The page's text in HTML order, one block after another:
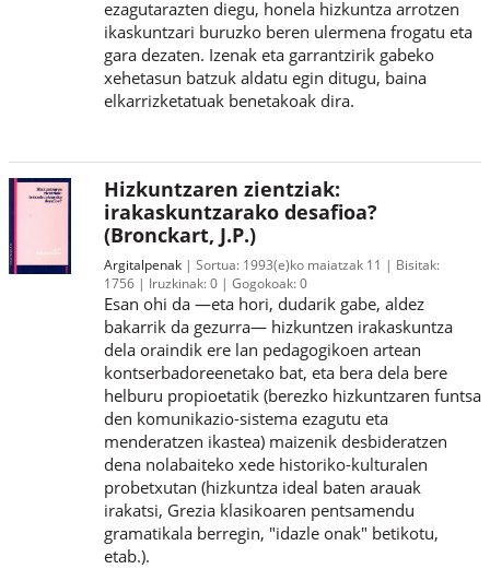
ezagutarazten diegu, honela hizkuntza arrotzen
ikaskuntzari buruzko beren ulermena frogatu eta
gara dezaten. Izenak eta garrantzirik gabeko
xehetasun batzuk aldatu egin ditugu, baina
elkarrizketatuak benetakoak dira.
Hizkuntzaren zientziak:
irakaskuntzarako desafioa?
(Bronckart, J.P.)
Argitalpenak Sortua: 1993(e)ko maiatzak 11
Bisitak:
1756
Iruzkinak:0 Gogokoak:0
Esan ohi da —eta hori, dudarik gabe, aldez
bakarrik da gezurra— hizkuntzen irakaskuntza
dela oraindik ere lan pedagogikoen artean
kontserbadoreenetako bat, eta bera dela bere
helburu propioetatik (berezko hizkuntzaren funtsa
den komunikazio-sistema ezagutu eta
menderatzen ikastea) maizenik desbideratzen
dena nolabaiteko xede historiko-kulturalen
probetxutan (hizkuntza ideal baten arauak
irakatsi, Grezia klasikoaren pentsamendu
gramatikala berregin, "idazle onak" betikotu,
etab.).